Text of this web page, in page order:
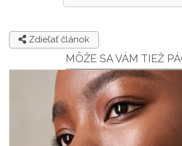
Zdieľať článok
MÔŽE SA VÁM TIEŽ